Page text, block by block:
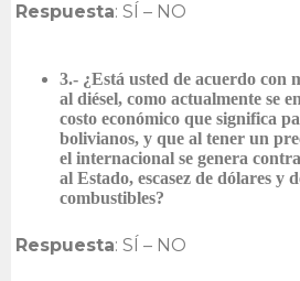
Respuesta: SÍ – NO
3.- ¿Está usted de acuerdo con
al diésel, como actualmente se
costo económico que significa
bolivianos, y que al tener un
el internacional se genera
al Estado, escasez de dólares y
combustibles?
Respuesta: SÍ – NO